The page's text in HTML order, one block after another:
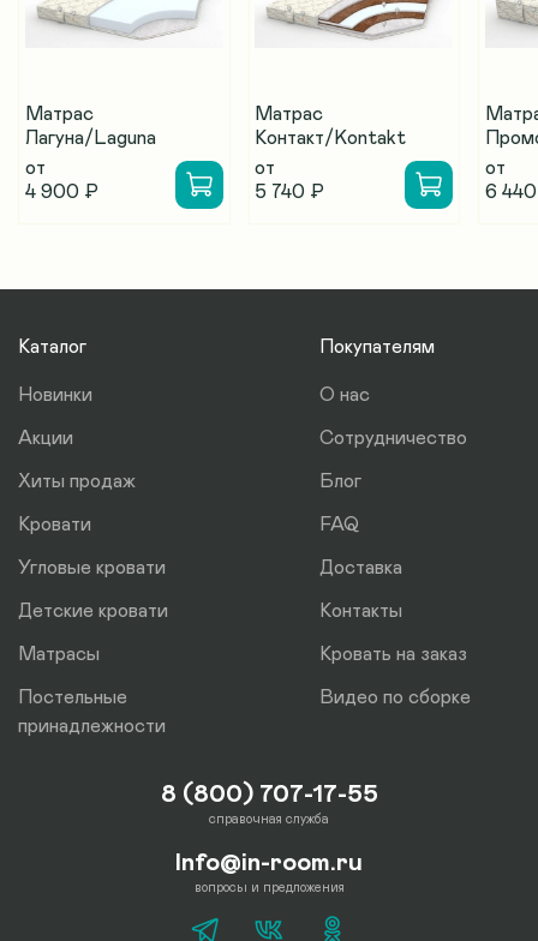
Матрас
Лагуна/Laguna
от
4 900 ₽
Матрас
Контакт/Kontakt
от
5 740 ₽
от
6
Каталог
Новинки
Акции
Хиты продаж
Кровати
Угловые кровати
Детские кровати
Матрасы
Постельные
принадлежности
Покупателям
О нас
Сотрудничество
Блог
FAQ
Доставка
Контакты
Кровать на заказ
Видео по сборке
8 (800) 707-17-55
справочная служба
Info@in-room.ru
вопросы и предложения